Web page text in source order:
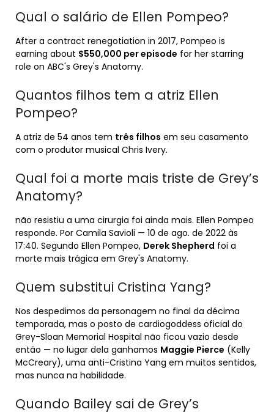
Qual o salário de Ellen Pompeo?
After a contract renegotiation in 2017, Pompeo is
earning about $550,000 per episode for her starring
role on ABC's Grey's Anatomy.
Quantos filhos tem a atriz Ellen
Pompeo?
A atriz de 54 anos tem três filhos em seu casamento
com o produtor musical Chris Ivery.
Qual foi a morte mais triste de Grey’s
Anatomy?
não resistiu a uma cirurgia foi ainda mais. Ellen Pompeo
responde. Por Camila Savioli — 10 de ago. de 2022 às
17:40. Segundo Ellen Pompeo, Derek Shepherd foi a
morte mais trágica em Grey's Anatomy.
Quem substitui Cristina Yang?
Nos despedimos da personagem no final da décima
temporada, mas o posto de cardiogoddess oficial do
Grey-Sloan Memorial Hospital não ficou vazio desde
então — no lugar dela ganhamos Maggie Pierce (Kelly
McCreary), uma anti-Cristina Yang em muitos sentidos,
mas nunca na habilidade.
Quando Bailey sai de Grey’s